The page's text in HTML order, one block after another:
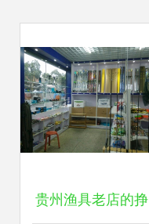
贵州渔具老店的挣